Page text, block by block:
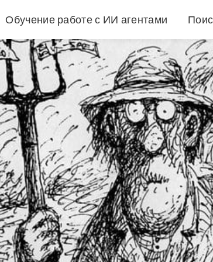
Обучение работе с ИИ агентами